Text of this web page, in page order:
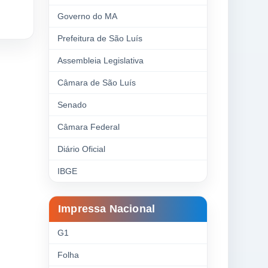
Governo do MA
Prefeitura de São Luís
Assembleia Legislativa
Câmara de São Luís
Senado
Câmara Federal
Diário Oficial
IBGE
Impressa Nacional
G1
Folha